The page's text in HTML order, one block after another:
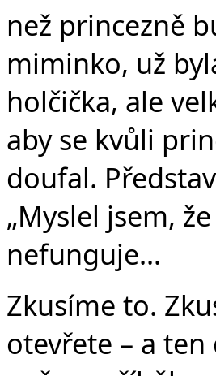
než princezně
miminko, už
holčička, ale
aby se kvůli
doufal.
„Myslel jsem,
nefunguje...
Zkusíme to.
otevřete – a